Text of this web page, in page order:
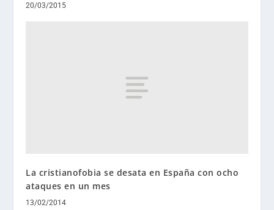
20/03/2015
La cristianofobia se desata en España con ocho
ataques en un mes
13/02/2014